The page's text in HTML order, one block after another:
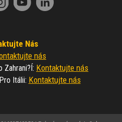
Nás
nás
Zahrani?í : Kontaktujte nás
Itálii: Kontaktujte nás